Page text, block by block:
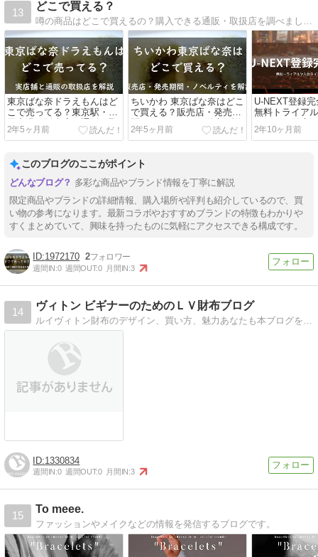
13
どこで買える？
東京ばな奈ドラえもんはど
こで売ってる？東京駅・羽
田空港の販売店と通販の取
扱店を解説
2年5ヶ月前
ちいかわ 東京ばな奈はどこ
で買える？販売店・発売期
間・ノベルティを徹底解説
2年5ヶ月前
U-NEXT登録
無料トライア
ミングも徹底
2年10ヶ月前
このブログのここがポイント
多彩な商品やブランド情報を丁寧に解説
限定商品やブランドの詳細情報、購入場所や評判も紹介しているので、買
い物の参考になります。最新コラボやおすすめブランドの特徴もわかりや
すくまとめていて、興味を持ったものに気軽にアクセスできる構成です。
1972170 2
週間IN:0 週間OUT:0 月間IN:3
14
ヴィトン ビギナーのためのＬＶ財布ブログ
ルイヴィトン財布のデザイン、買い方、魅力あなたも本ブログを見て、知って、ぜひ 「世界最高峰」 を手に入れてください！
1330834
週間IN:0 週間OUT:0 月間IN:3
15
To meee.
ファッションやメイクなどの情報を発信するブログです。